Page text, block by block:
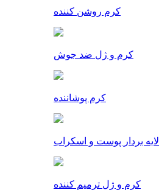
کرم روشن کننده
کرم و ژل ضد جوش
کرم پوشاننده
لایه بردار پوست و اسکراب
کرم و ژل ترمیم کننده